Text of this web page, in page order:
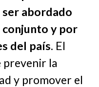
abordado
conjunto y por
del país. El
prevenir la
y promover el